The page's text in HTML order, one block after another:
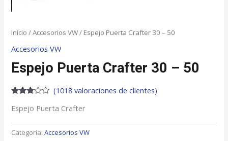
Inicio /Accesorios VW/ Espejo Puerta Crafter 30 – 50
Accesorios VW
Espejo Puerta Crafter 30 – 50
con
2.93
de 5 en
base
a
(1018 valoraciones de clientes)
Espejo Puerta Crafter
Categoría:Accesorios VW